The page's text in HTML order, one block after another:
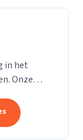
in het
Onze
vloer of